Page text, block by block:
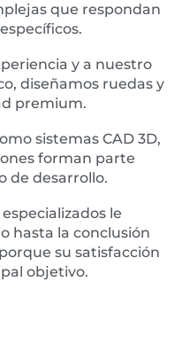
que respondan
y a nuestro
diseñamos ruedas y
premium.
sistemas CAD 3D,
forman parte
de desarrollo.
le
hasta la conclusión
su satisfacción
objetivo.